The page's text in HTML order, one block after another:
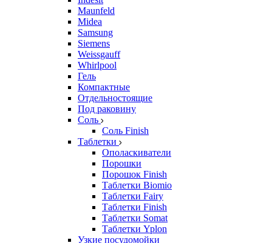
Maunfeld
Midea
Samsung
Siemens
Weissgauff
Whirlpool
Гель
Компактные
Отдельностоящие
Под раковину
Соль
Соль Finish
Таблетки
Ополаскиватели
Порошки
Порошок Finish
Таблетки Biomio
Таблетки Fairy
Таблетки Finish
Таблетки Somat
Таблетки Yplon
Узкие посудомойки